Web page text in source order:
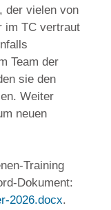
der vielen von
im TC vertraut
Team der
sie den
Weiter
neuen
Training
Dokument:
2026.docx.